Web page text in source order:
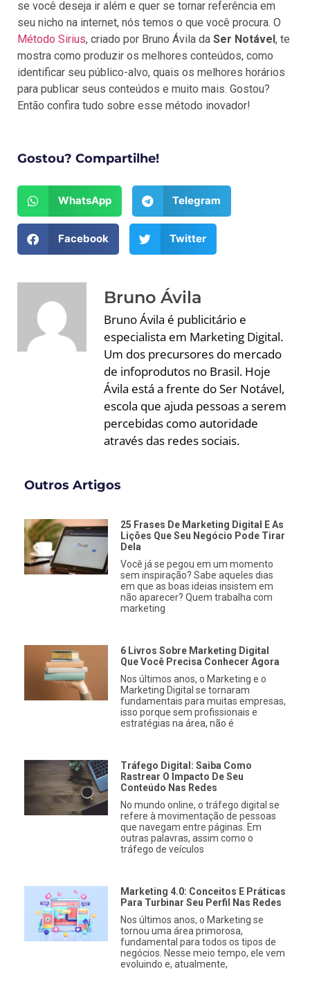
se você deseja ir além e quer se tornar referência em
seu nicho na internet, nós temos o que você procura. O
Método Sirius, criado por Bruno Ávila da Ser Notável , te
mostra como produzir os melhores conteúdos, como
identificar seu público-alvo, quais os melhores horários
para publicar seus conteúdos e muito mais. Gostou?
Então confira tudo sobre esse método inovador!
Gostou? Compartilhe!
WhatsApp Telegram
Facebook Twitter
Bruno Ávila
Bruno Ávila é publicitário e
especialista em Marketing Digital.
Um dos precursores do mercado
de infoprodutos no Brasil. Hoje
Ávila está a frente do Ser Notável,
escola que ajuda pessoas a serem
percebidas como autoridade
através das redes sociais.
Outros Artigos
25 Frases De Marketing Digital E As
Lições Que Seu Negócio Pode Tirar
Dela
Você já se pegou em um momento
sem inspiração? Sabe aqueles dias
em que as boas ideias insistem em
não aparecer? Quem trabalha com
marketing
6 Livros Sobre Marketing Digital
Que Você Precisa Conhecer Agora
Nos últimos anos, o Marketing e o
Marketing Digital se tornaram
fundamentais para muitas empresas,
isso porque sem profissionais e
estratégias na área, não é
Tráfego Digital: Saiba Como
Rastrear O Impacto De Seu
Conteúdo Nas Redes
No mundo online, o tráfego digital se
refere à movimentação de pessoas
que navegam entre páginas. Em
outras palavras, assim como o
tráfego de veículos
Marketing 4.0: Conceitos E Práticas
Para Turbinar Seu Perfil Nas Redes
Nos últimos anos, o Marketing se
tornou uma área primorosa,
fundamental para todos os tipos de
negócios. Nesse meio tempo, ele vem
evoluindo e, atualmente,